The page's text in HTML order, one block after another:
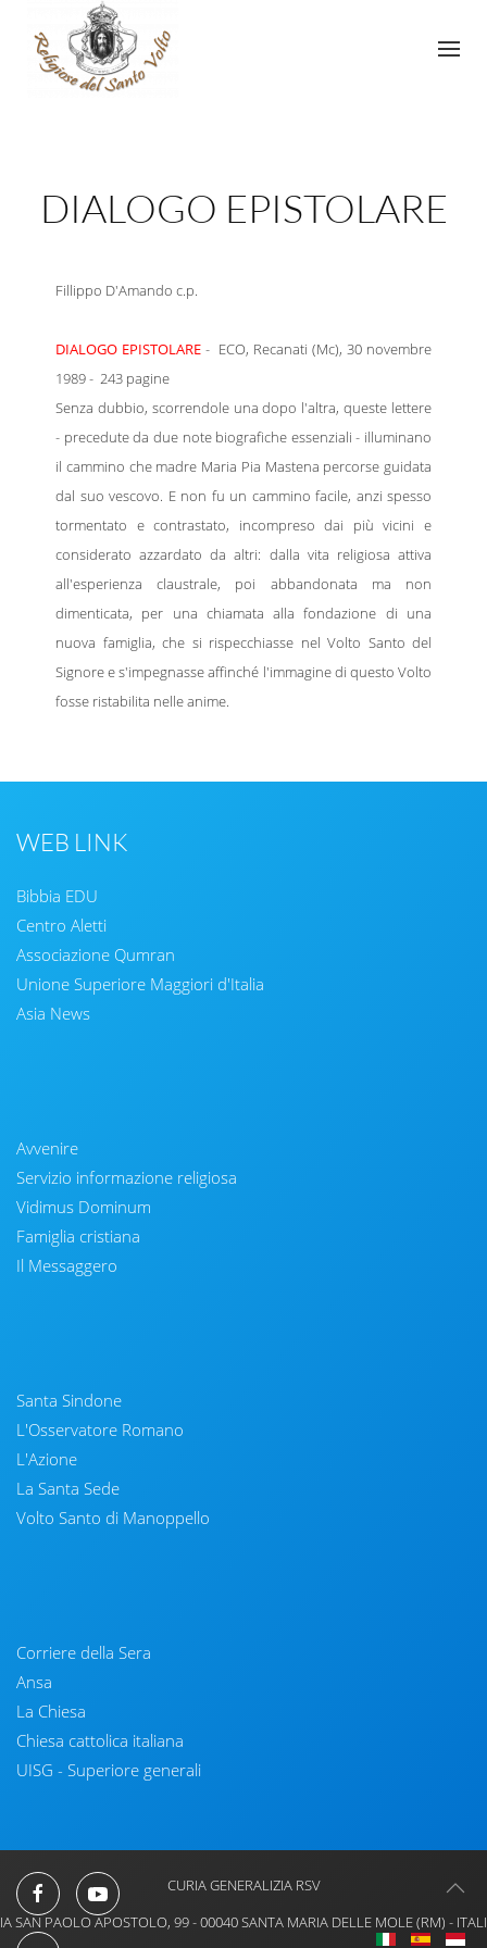
DIALOGO EPISTOLARE
Fillippo D'Amando c.p.
DIALOGO EPISTOLARE - ECO, Recanati (Mc), 30 novembre
1989 - 243 pagine
Senza dubbio, scorrendole una dopo l'altra, queste lettere
- precedute da due note biografiche essenziali - illuminano
il cammino che madre Maria Pia Mastena percorse guidata
dal suo vescovo. E non fu un cammino facile, anzi spesso
tormentato e contrastato, incompreso dai più vicini e
considerato azzardato da altri: dalla vita religiosa attiva
all'esperienza claustrale, poi abbandonata ma non
dimenticata, per una chiamata alla fonda­zione di una
nuova famiglia, che si rispecchiasse nel Volto Santo del
Signore e s'impegnasse affinché l'immagine di questo Volto
fosse ristabilita nelle anime.
WEB LINK
Bibbia EDU
Centro Aletti
Associazione Qumran
Unione Superiore Maggiori d'Italia
Asia News
Avvenire
Servizio informazione religiosa
Vidimus Dominum
Famiglia cristiana
Il Messaggero
Santa Sindone
L'Osservatore Romano
L'Azione
La Santa Sede
Volto Santo di Manoppello
Corriere della Sera
Ansa
La Chiesa
Chiesa cattolica italiana
UISG - Superiore generali
CURIA GENERALIZIA RSV
SAN PAOLO APOSTOLO, 99 - 00040 SANTA MARIA DELLE MOLE (RM) -